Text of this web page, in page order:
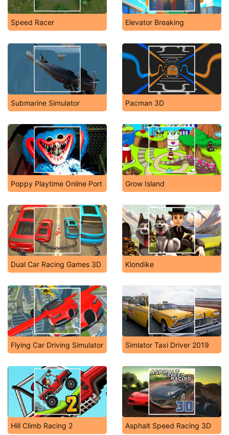
Speed Racer Elevator Breaking
Submarine Simulator Pacman 3D
Poppy Playtime Online Port Grow Island
Dual Car Racing Games 3D Klondike
Flying Car Driving Simulator Simlator Taxi Driver 2019
Hill Climb Racing 2 Asphalt Speed Racing 3D